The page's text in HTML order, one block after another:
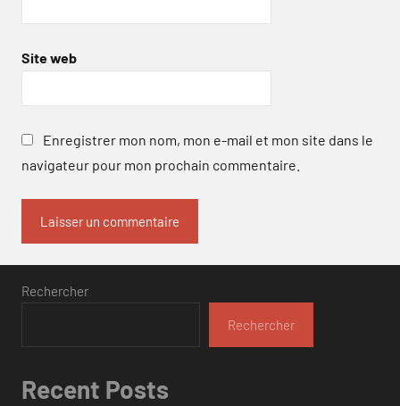
Site web
Enregistrer mon nom, mon e-mail et mon site dans le
navigateur pour mon prochain commentaire.
Rechercher
Rechercher
Recent Posts